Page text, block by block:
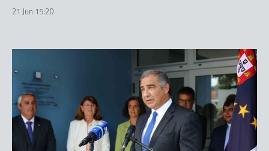
21 Jun 15:20